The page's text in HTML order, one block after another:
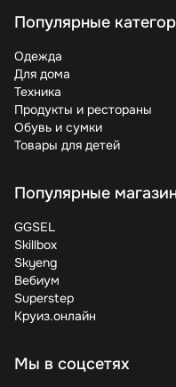
Популярные
Одежда
Для дома
Техника
Продукты и рестораны
Обувь и сумки
Товары для детей
Популярные
GGSEL
Skillbox
Skyeng
Вебиум
Superstep
Круиз.онлайн
Мы в соцсетях